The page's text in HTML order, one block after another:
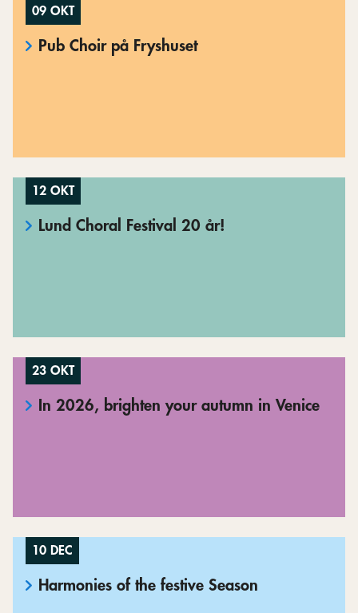
09 OKT
Pub Choir på Fryshuset
12 OKT
Lund Choral Festival 20 år!
23 OKT
In 2026, brighten your autumn in Venice
10 DEC
Harmonies of the festive Season